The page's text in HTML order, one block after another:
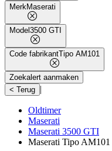
MerkMaserati
Model 3500 GTI
Code fabrikantTipo AM101
Zoekalert aanmaken
< Terug |
Oldtimer
Maserati
Maserati 3500 GTI
Maserati Tipo AM101